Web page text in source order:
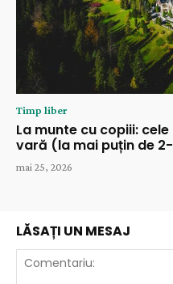
Timp liber
La munte cu copiii:
vară (la mai puțin de
mai 25, 2026
LĂSAȚI UN MESAJ